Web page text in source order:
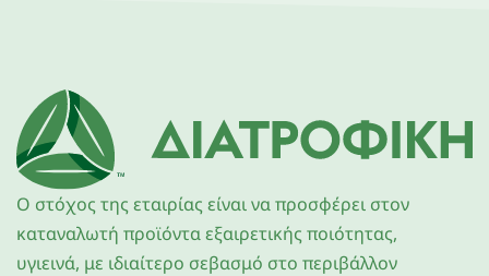
O στόχος της εταιρίας είναι να προσφέρει στον
καταναλωτή προϊόντα εξαιρετικής ποιότητας,
υγιεινά, με ιδιαίτερο σεβασμό στο περιβάλλον